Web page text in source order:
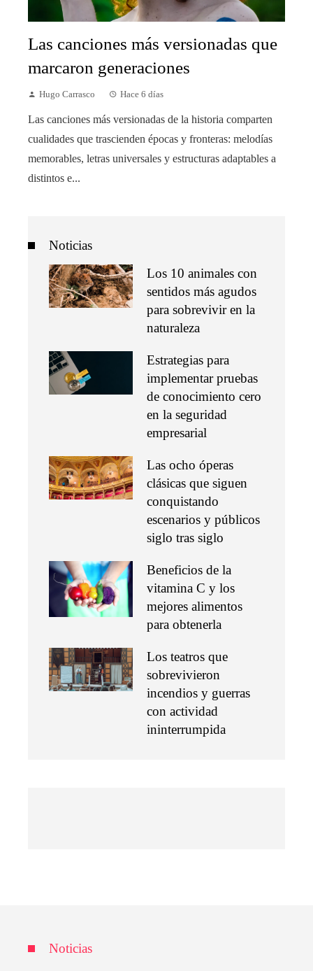
Las canciones más versionadas que
marcaron generaciones
Hugo Carrasco Hace 6 días
Las canciones más versionadas de la historia comparten
cualidades que trascienden épocas y fronteras: melodías
memorables, letras universales y estructuras adaptables a
distintos e...
Noticias
Los 10 animales con
sentidos más agudos
para sobrevivir en la
naturaleza
Estrategias para
implementar pruebas
de conocimiento cero
en la seguridad
empresarial
Las ocho óperas
clásicas que siguen
conquistando
escenarios y públicos
siglo tras siglo
Beneficios de la
vitamina C y los
mejores alimentos
para obtenerla
Los teatros que
sobrevivieron
incendios y guerras
con actividad
ininterrumpida
Noticias